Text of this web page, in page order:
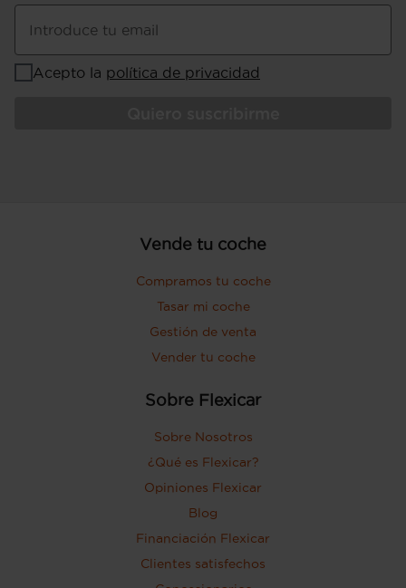
Introduce tu email
Acepto la política de privacidad
Vende tu coche
Compramos tu coche
Tasar mi coche
Gestión de venta
Vender tu coche
Sobre Flexicar
Sobre Nosotros
¿Qué es Flexicar?
Opiniones Flexicar
Blog
Financiación Flexicar
Clientes satisfechos